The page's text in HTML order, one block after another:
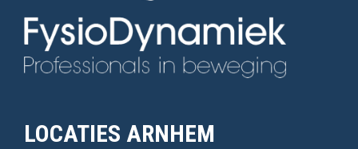
LOCATIES ARNHEM